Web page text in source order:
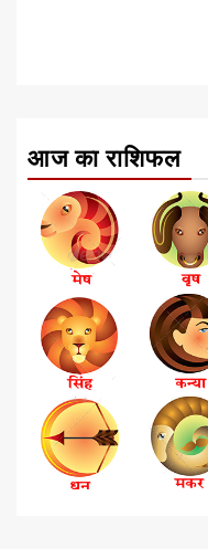
आज का राशिफल